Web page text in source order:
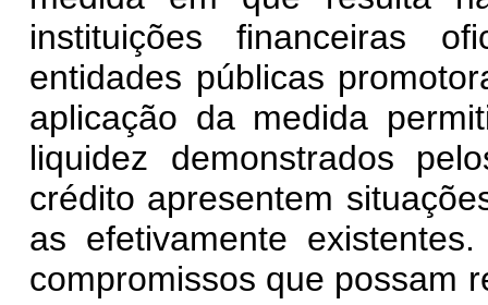
instituições financeiras
entidades públicas
aplicação da medida
liquidez demonstrados
crédito apresentem
as efetivamente
compromissos que possam